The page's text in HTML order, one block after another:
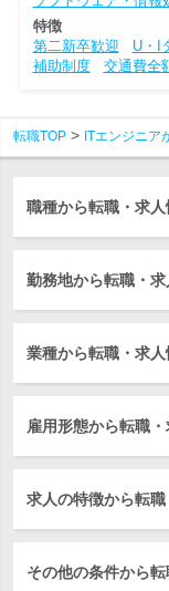
特徴
第二新卒歓迎
U・I
補助制度
交通費全
転職TOP ITエンジニア
職種から転職・求
勤務地から転職・
業種から転職・求
雇用形態から転職
求人の特徴から転
その他の条件から